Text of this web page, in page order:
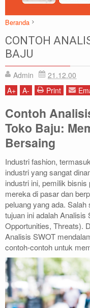
Beranda
Artikel
SWOT
Toko Baju
CONTOH ANALISIS SWOT
CONTOH
BAJU
Admin
21.12.00
A+ A- Print
Contoh
Toko Baju:
Bersaing
Industri fashion,
industri yang sangat
industri ini, pemilik
mereka di pasar dan
peluang yang ada.
tujuan ini adalah
Opportunities, Threats).
Analisis SWOT
contoh-contoh untuk